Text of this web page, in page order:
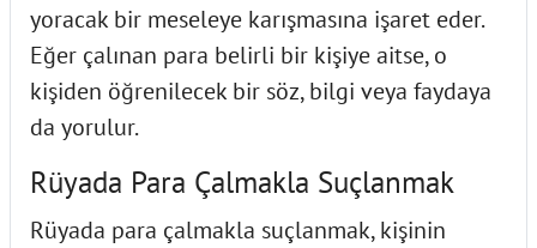
yoracak bir meseleye karışmasına işaret eder.
Eğer çalınan para belirli bir kişiye aitse, o
kişiden öğrenilecek bir söz, bilgi veya faydaya
da yorulur.
Rüyada Para Çalmakla Suçlanmak
Rüyada para çalmakla suçlanmak, kişinin